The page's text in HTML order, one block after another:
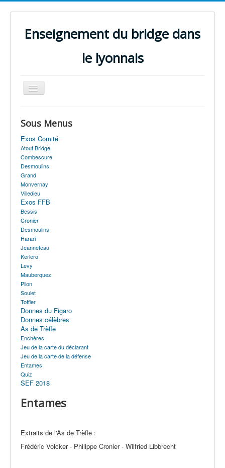
Enseignement du bridge dans
le lyonnais
Basculer
la
Perfectionnement
Initiation
Enseignants
Annales
Quiz
Projets
Label
Arbitrage
SDE/CFEB
Liens
Sous Menus
Exos Comité
Atout Bridge
Combescure
Desmoulins
Grand
Monvernay
Villedieu
Exos FFB
Bessis
Cronier
Desmoulins
Harari
Jeanneteau
Kerlero
Levy
Mauberquez
Pilon
Soulet
Toffier
Donnes du Figaro
Donnes célèbres
As de Trèfle
Enchères
Jeu de la carte du déclarant
Jeu de la carte de la défense
Entames
Quiz
SEF 2018
Entames
Extraits de l'As de Trèfle :
Frédéric Volcker - Philippe Cronier - Wilfried Libbrecht